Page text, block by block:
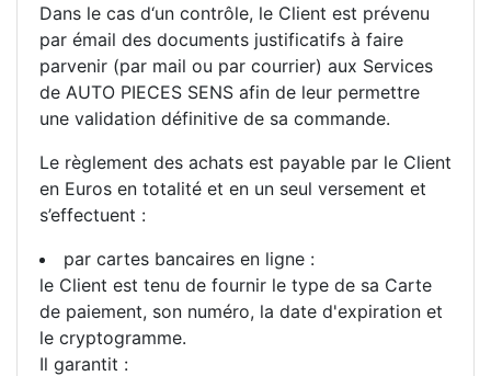
Dans le cas d‘un contrôle, le Client est prévenu
par émail des documents justificatifs à faire
parvenir (par mail ou par courrier) aux Services
de AUTO PIECES SENS afin de leur permettre
une validation définitive de sa commande.
Le règlement des achats est payable par le Client
en Euros en totalité et en un seul versement et
s’effectuent :
par cartes bancaires en ligne :
le Client est tenu de fournir le type de sa Carte
de paiement, son numéro, la date d'expiration et
le cryptogramme.
Il garantit :